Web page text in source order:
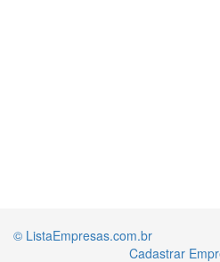
© ListaEmpresas.com.br
Cadastrar